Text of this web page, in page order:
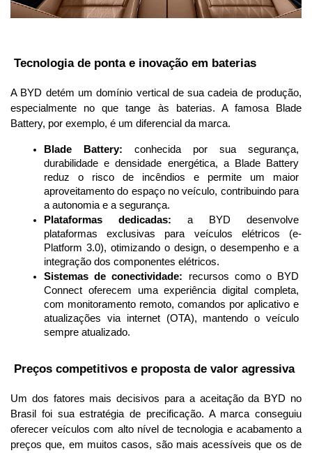
Tecnologia de ponta e inovação em baterias
A BYD detém um domínio vertical de sua cadeia de produção,
especialmente no que tange às baterias. A famosa Blade
Battery, por exemplo, é um diferencial da marca.
Blade Battery: conhecida por sua segurança,
durabilidade e densidade energética, a Blade Battery
reduz o risco de incêndios e permite um maior
aproveitamento do espaço no veículo, contribuindo para
a autonomia e a segurança.
Plataformas dedicadas: a BYD desenvolve
plataformas exclusivas para veículos elétricos (e-
Platform 3.0), otimizando o design, o desempenho e a
integração dos componentes elétricos.
Sistemas de conectividade: recursos como o BYD
Connect oferecem uma experiência digital completa,
com monitoramento remoto, comandos por aplicativo e
atualizações via internet (OTA), mantendo o veículo
sempre atualizado.
Preços competitivos e proposta de valor agressiva
Um dos fatores mais decisivos para a aceitação da BYD no
Brasil foi sua estratégia de precificação. A marca conseguiu
oferecer veículos com alto nível de tecnologia e acabamento a
preços que, em muitos casos, são mais acessíveis que os de